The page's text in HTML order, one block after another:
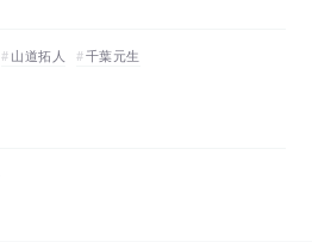
山道拓人
千葉元生